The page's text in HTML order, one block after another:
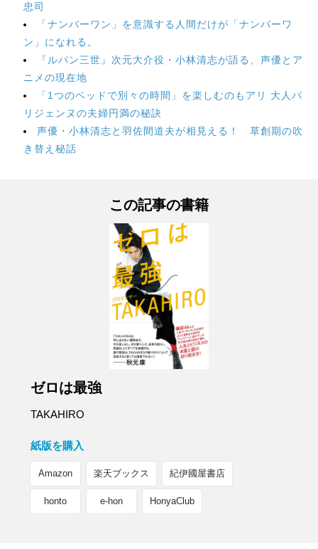
忠司
「ナンバーワン」を意識する人間だけが「ナンバーワ
ン」になれる。
『ルパン三世』次元大介役・小林清志が語る、声優とア
ニメの現在地
「1つのベッドで別々の時間」を楽しむのもアリ 大人パ
リジェンヌの夫婦円満の秘訣
声優・小林清志と羽佐間道夫が相見える！ 草創期の吹
き替え秘話
この記事の書籍
ゼロは最強
TAKAHIRO
紙版を購入
Amazon 楽天ブックス 紀伊國屋書店
honto e-hon HonyaClub